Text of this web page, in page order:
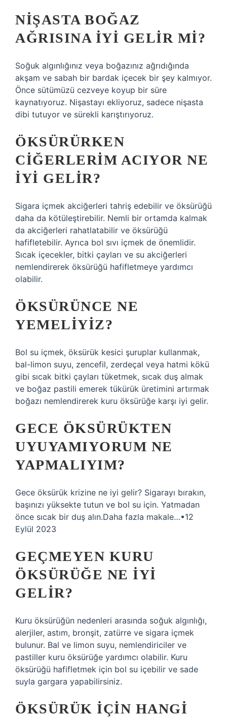
NIŞASTA BOĞAZ
AĞRISINA IYI GELIR MI?
Soğuk algınlığınız veya boğazınız ağrıdığında
akşam ve sabah bir bardak içecek bir şey kalmıyor.
Önce sütümüzü cezveye koyup bir süre
kaynatıyoruz. Nişastayı ekliyoruz, sadece nişasta
dibi tutuyor ve sürekli karıştırıyoruz.
ÖKSÜRÜRKEN
CIĞERLERIM ACIYOR NE
IYI GELIR?
Sigara içmek akciğerleri tahriş edebilir ve öksürüğü
daha da kötüleştirebilir. Nemli bir ortamda kalmak
da akciğerleri rahatlatabilir ve öksürüğü
hafifletebilir. Ayrıca bol sıvı içmek de önemlidir.
Sıcak içecekler, bitki çayları ve su akciğerleri
nemlendirerek öksürüğü hafifletmeye yardımcı
olabilir.
ÖKSÜRÜNCE NE
YEMELIYIZ?
Bol su içmek, öksürük kesici şuruplar kullanmak,
bal-limon suyu, zencefil, zerdeçal veya hatmi kökü
gibi sıcak bitki çayları tüketmek, sıcak duş almak
ve boğaz pastili emerek tükürük üretimini artırmak
boğazı nemlendirerek kuru öksürüğe karşı iyi gelir.
GECE ÖKSÜRÜKTEN
UYUYAMIYORUM NE
YAPMALIYIM?
Gece öksürük krizine ne iyi gelir? Sigarayı bırakın,
başınızı yüksekte tutun ve bol su için. Yatmadan
önce sıcak bir duş alın.Daha fazla makale…•12
Eylül 2023
GEÇMEYEN KURU
ÖKSÜRÜĞE NE IYI
GELIR?
Kuru öksürüğün nedenleri arasında soğuk algınlığı,
alerjiler, astım, bronşit, zatürre ve sigara içmek
bulunur. Bal ve limon suyu, nemlendiriciler ve
pastiller kuru öksürüğe yardımcı olabilir. Kuru
öksürüğü hafifletmek için bol su içebilir ve sade
suyla gargara yapabilirsiniz.
ÖKSÜRÜK IÇIN HANGI